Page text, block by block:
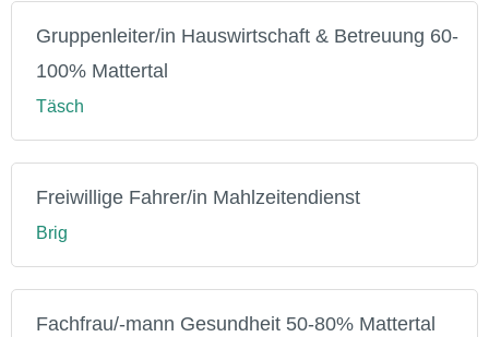
Gruppenleiter/in Hauswirtschaft & Betreuung 60-
100% Mattertal
Täsch
Freiwillige Fahrer/in Mahlzeitendienst
Brig
Fachfrau/-mann Gesundheit 50-80% Mattertal